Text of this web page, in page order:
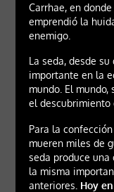
Carrhae, en
emprendió la
enemigo.
La seda, desde
importante en la
mundo. El
el descubrimiento
Para la
mueren miles de
seda produce una
la misma
anteriores . Hoy